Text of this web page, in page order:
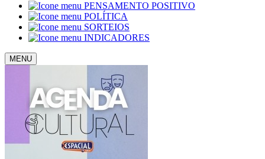
PENSAMENTO POSITIVO
POLÍTICA
SORTEIOS
INDICADORES
MENU